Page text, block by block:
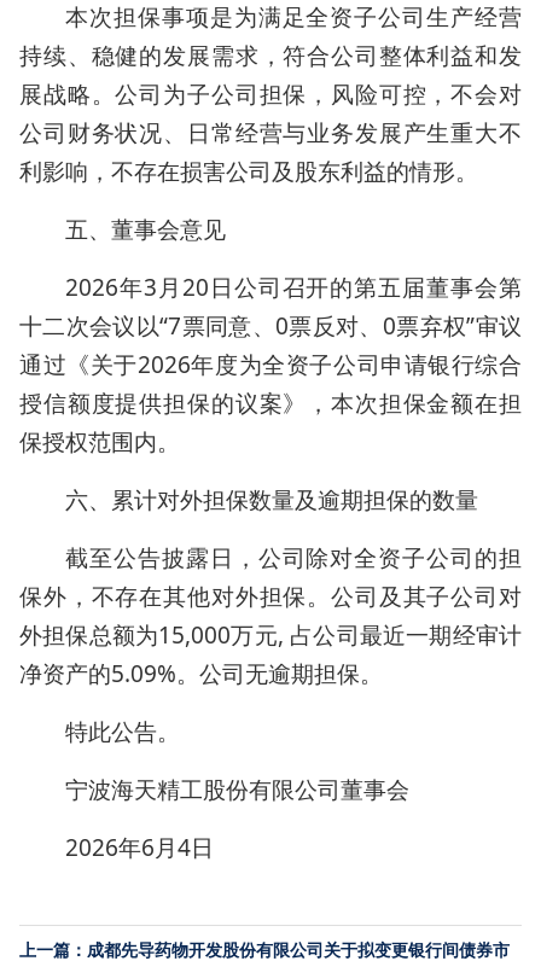
本次担保事项是为满足全资子公司生产经营
持续、稳健的发展需求，符合公司整体利益和发
展战略。公司为子公司担保，风险可控，不会对
公司财务状况、日常经营与业务发展产生重大不
利影响，不存在损害公司及股东利益的情形。
五、董事会意见
2026年3月20日公司召开的第五届董事会第
十二次会议以“7票同意、0票反对、0票弃权”审议
通过《关于2026年度为全资子公司申请银行综合
授信额度提供担保的议案》，本次担保金额在担
保授权范围内。
六、累计对外担保数量及逾期担保的数量
截至公告披露日，公司除对全资子公司的担
保外，不存在其他对外担保。公司及其子公司对
外担保总额为15,000万元, 占公司最近一期经审计
净资产的5.09%。公司无逾期担保。
特此公告。
宁波海天精工股份有限公司董事会
2026年6月4日
上一篇：成都先导药物开发股份有限公司关于拟变更银行间债券市